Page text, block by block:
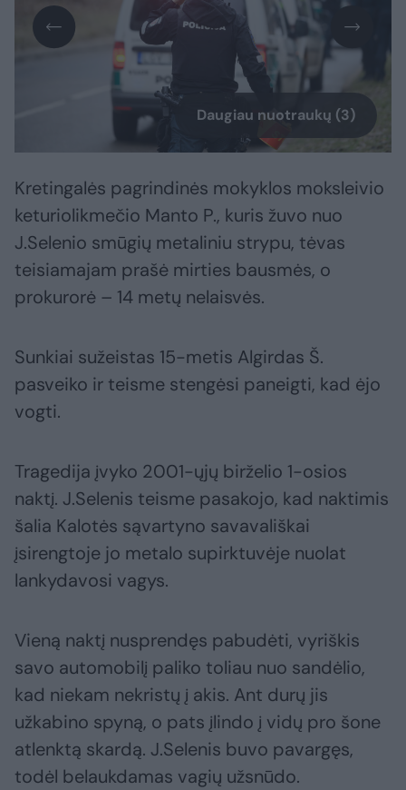
Daugiau nuotraukų (3)
Kretingalės pagrindinės mokyklos moksleivio
keturiolikmečio Manto P., kuris žuvo nuo
J.Selenio smūgių metaliniu strypu, tėvas
teisiamajam prašė mirties bausmės, o
prokurorė – 14 metų nelaisvės.
Sunkiai sužeistas 15-metis Algirdas Š.
pasveiko ir teisme stengėsi paneigti, kad ėjo
vogti.
Tragedija įvyko 2001-ųjų birželio 1-osios
naktį. J.Selenis teisme pasakojo, kad naktimis
šalia Kalotės sąvartyno savavališkai
įsirengtoje jo metalo supirktuvėje nuolat
lankydavosi vagys.
Vieną naktį nusprendęs pabudėti, vyriškis
savo automobilį paliko toliau nuo sandėlio,
kad niekam nekristų į akis. Ant durų jis
užkabino spyną, o pats įlindo į vidų pro šone
atlenktą skardą. J.Selenis buvo pavargęs,
todėl belaukdamas vagių užsnūdo.